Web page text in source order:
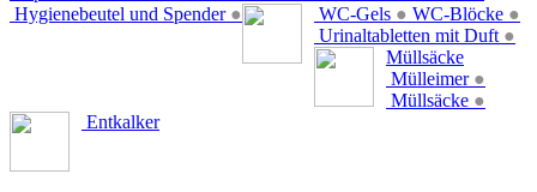
Hygienebeutel und Spender ● WC-Gels ● WC-Blöcke ●
Urinaltabletten mit Duft ●
Müllsäcke
Mülleimer ●
Müllsäcke ●
Entkalker